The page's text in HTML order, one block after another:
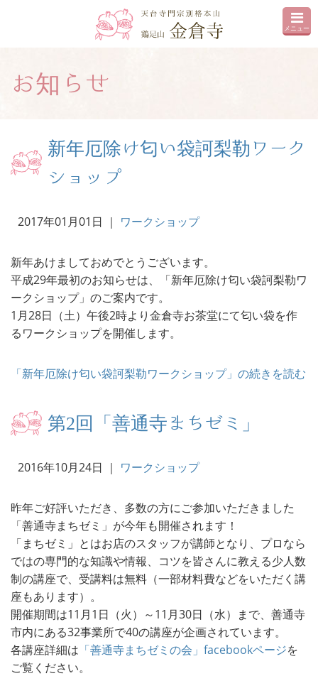
メニュー
お知らせ
新年厄除け匂い袋訶梨勒ワーク
ショップ
2017年01月01日 ｜ ワークショップ
新年あけましておめでとうございます。
平成29年最初のお知らせは、「新年厄除け匂い袋訶梨勒ワ
ークショップ」のご案内です。
1月28日（土）午後2時より金倉寺お茶堂にて匂い袋を作
るワークショップを開催します。
「新年厄除け匂い袋訶梨勒ワークショップ」の続きを読む
第2回「善通寺まちゼミ」
2016年10月24日 ｜ ワークショップ
昨年ご好評いただき、多数の方にご参加いただきました
「善通寺まちゼミ」が今年も開催されます！
「まちゼミ」とはお店のスタッフが講師となり、プロなら
ではの専門的な知識や情報、コツを皆さんに教える少人数
制の講座で、受講料は無料（一部材料費などをいただく講
座もあります）。
開催期間は11月1日（火）～11月30日（水）まで、善通寺
市内にある32事業所で40の講座が企画されています。
各講座詳細は 「善通寺まちゼミの会」facebookページを
ご覧ください。